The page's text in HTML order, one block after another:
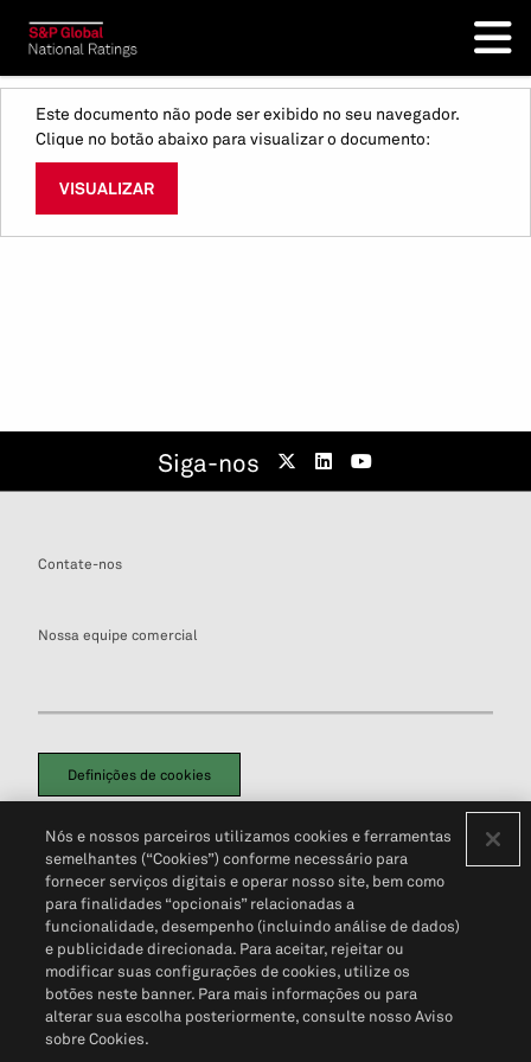
Este documento não pode ser exibido no seu navegador.
Clique no botão abaixo para visualizar o documento:
VISUALIZAR
Siga-nos
Contate-nos
Nossa equipe comercial
Definições de cookies
Política de PrivacidadePortal de privacidade do cliente (em inglês)
Não Venda Minhas Informações Pessoais© 2026 S&P Global
Nós e nossos parceiros utilizamos cookies e ferramentas
semelhantes (“Cookies”) conforme necessário para
fornecer serviços digitais e operar nosso site, bem como
para finalidades “opcionais” relacionadas a
funcionalidade, desempenho (incluindo análise de dados)
e publicidade direcionada. Para aceitar, rejeitar ou
modificar suas configurações de cookies, utilize os
botões neste banner. Para mais informações ou para
alterar sua escolha posteriormente, consulte nosso Aviso
sobre Cookies.